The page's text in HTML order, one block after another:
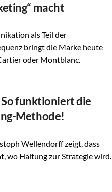
macht
als Teil der
bringt die Marke heute
oder Montblanc.
So funktioniert die
Methode!
Wellendorff zeigt, dass
wo Haltung zur Strategie wird.